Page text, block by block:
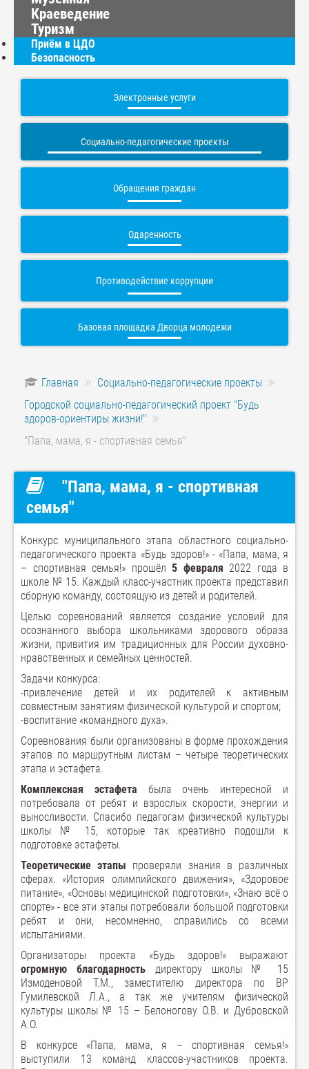
Краеведение
Туризм
Приём в ЦДО
Безопасность
Электронные услуги
Социально-педагогические проекты
Обращения граждан
Одаренность
Противодействие коррупции
Базовая площадка Дворца молодежи
Главная
Социально-педагогические проекты
Городской социально-педагогический проект "Будь
здоров-ориентиры жизни!"
"Папа, мама, я - спортивная семья"
"Папа, мама, я - спортивная
семья"
Конкурс муниципального этапа областного социально-
педагогического проекта «Будь здоров!» - «Папа, мама, я
– спортивная семья!» прошёл 5 февраля 2022 года в
школе № 15. Каждый класс-участник проекта представил
сборную команду, состоящую из детей и родителей.
Целью соревнований является создание условий для
осознанного выбора школьниками здорового образа
жизни, привития им традиционных для России духовно-
нравственных и семейных ценностей.
Задачи конкурса:
-привлечение детей и их родителей к активным
совместным занятиям физической культурой и спортом;
-воспитание «командного духа».
Соревнования были организованы в форме прохождения
этапов по маршрутным листам – четыре теоретических
этапа и эстафета.
Комплексная эстафета была очень интересной и
потребовала от ребят и взрослых скорости, энергии и
выносливости. Спасибо педагогам физической культуры
школы № 15, которые так креативно подошли к
подготовке эстафеты.
Теоретические этапы проверяли знания в различных
сферах. «История олимпийского движения», «Здоровое
питание», «Основы медицинской подготовки», «Знаю всё о
спорте» - все эти этапы потребовали большой подготовки
ребят и они, несомненно, справились со всеми
испытаниями.
Организаторы проекта «Будь здоров!» выражают
огромную благодарностьдиректору школы № 15
Измоденовой Т.М., заместителю директора по ВР
Гумилевской Л.А., а так же учителям физической
культуры школы № 15 – Белоногову О.В. и Дубровской
А.О.
В конкурсе «Папа, мама, я – спортивная семья!»
выступили 13 команд классов-участников проекта.